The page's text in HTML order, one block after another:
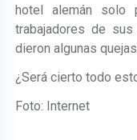
hotel alemán solo
trabajadores de
dieron algunas
¿Será cierto todo
Foto: Internet